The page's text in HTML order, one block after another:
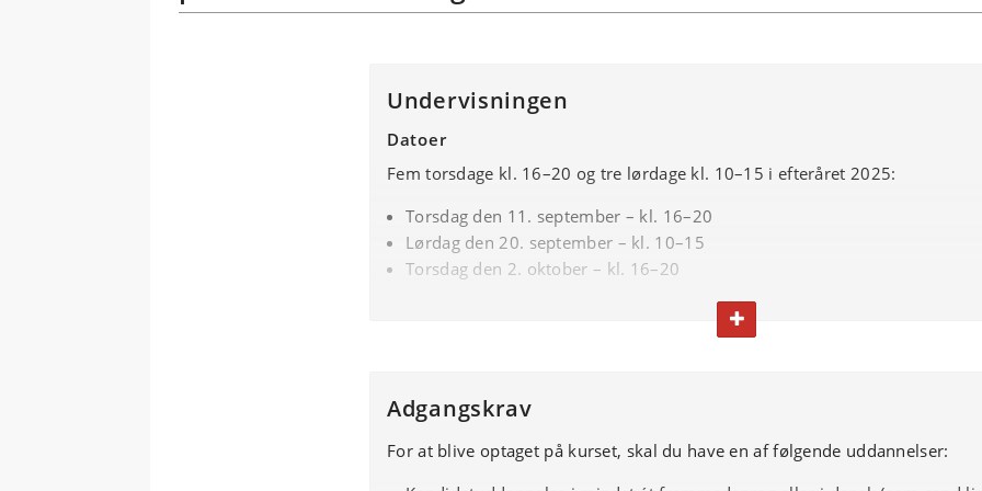
Undervisningen
Datoer
Fem torsdage kl. 16–20 og tre lørdage kl. 10–15 i efteråret 2025:
Torsdag den 11. september – kl. 16–20
Lørdag den 20. september – kl. 10–15
Torsdag den 2. oktober – kl. 16–20
Torsdag den 4. december – kl. 16–20
Undervisningsform
FOLD TEKST IND ELLER UD
Adgangskrav
For at blive optaget på kurset, skal du have en af følgende uddannelser: